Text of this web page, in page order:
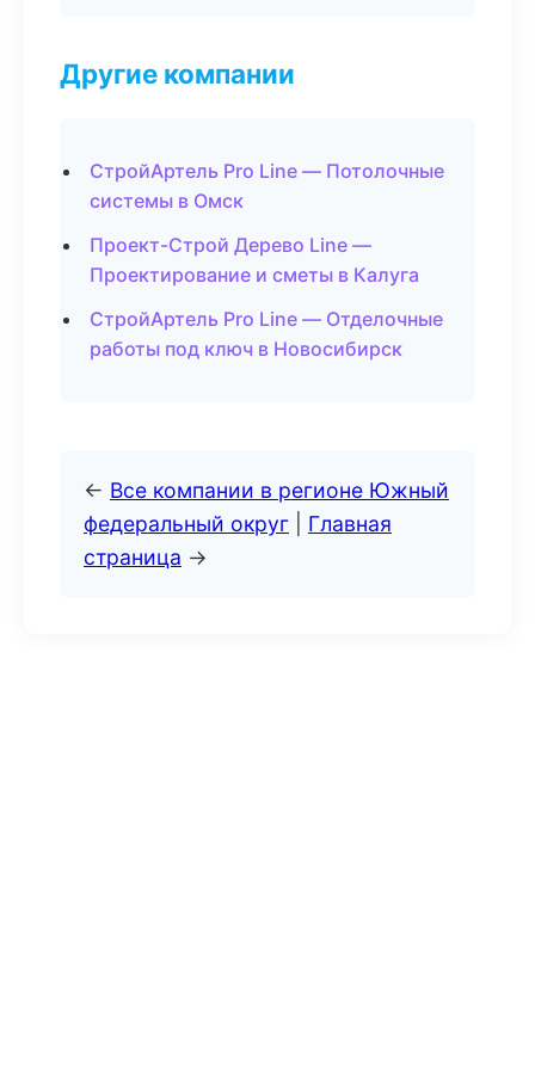
Другие компании
СтройАртель Pro Line — Потолочные
системы в Омск
Проект-Строй Дерево Line —
Проектирование и сметы в Калуга
СтройАртель Pro Line — Отделочные
работы под ключ в Новосибирск
← Все компании в регионе Южный
федеральный округ
Главная
страница →